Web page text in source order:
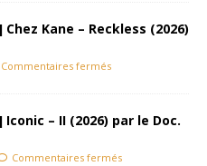
Kane – Reckless (2026)
Commentaires fermés
Iconic – II (2026) par le Doc.
Commentaires fermés